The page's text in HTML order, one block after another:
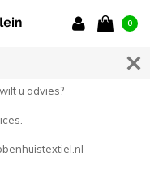
0
u advies?